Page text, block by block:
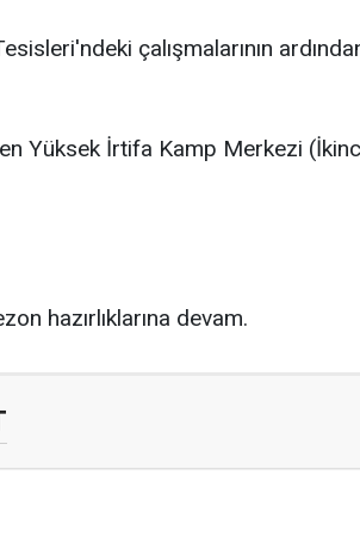
çalışmalarının
Yüksek İrtifa Kamp Merkezi
hazırlıklarına devam.